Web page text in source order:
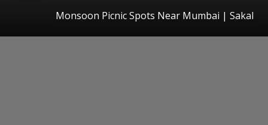
Monsoon Picnic Spots Near Mumbai | Sakal